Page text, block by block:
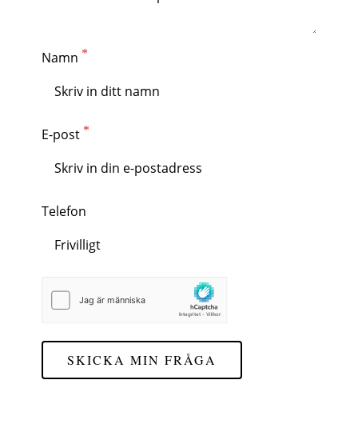
Namn
E-post
Telefon
SKICKA MIN FRÅGA